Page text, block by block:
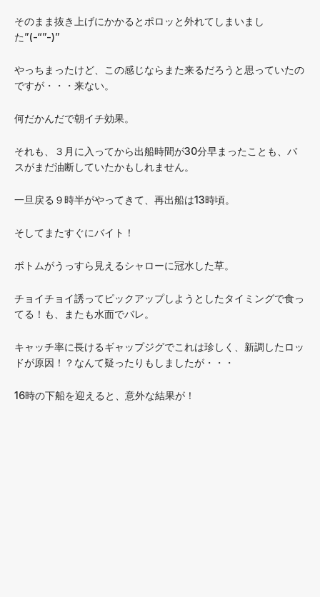
そのまま抜き上げにかかるとポロッと外れてしまいまし
た”(-“”-)”
やっちまったけど、この感じならまた来るだろうと思っていたの
ですが・・・来ない。
何だかんだで朝イチ効果。
それも、３月に入ってから出船時間が30分早まったことも、バ
スがまだ油断していたかもしれません。
一旦戻る９時半がやってきて、再出船は13時頃。
そしてまたすぐにバイト！
ボトムがうっすら見えるシャローに冠水した草。
チョイチョイ誘ってピックアップしようとしたタイミングで食っ
てる！も、またも水面でバレ。
キャッチ率に長けるギャップジグでこれは珍しく、新調したロッ
ドが原因！？なんて疑ったりもしましたが・・・
16時の下船を迎えると、意外な結果が！